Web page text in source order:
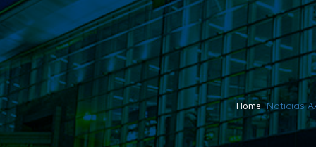
Home Noticias